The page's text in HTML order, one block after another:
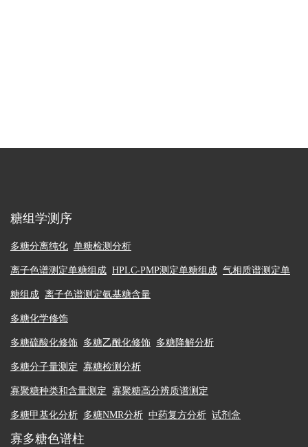
糖组学测序
多糖分离纯化 单糖检测分析
离子色谱测定单糖组成 HPLC-PMP测定单糖组成 气相质谱测定单
糖组成 离子色谱测定氨基糖含量
多糖化学修饰
多糖硫酸化修饰 多糖乙酰化修饰 多糖降解分析
多糖分子量测定 寡糖检测分析
寡聚糖种类和含量测定 寡聚糖高分辨质谱测定
多糖甲基化分析 多糖NMR分析 中药复方分析 试剂盒
寡多糖色谱柱